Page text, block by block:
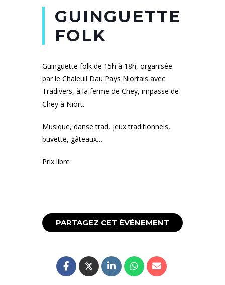
GUINGUETTE
FOLK
Guinguette folk de 15h à 18h, organisée
par le Chaleuil Dau Pays Niortais avec
Tradivers, à la ferme de Chey, impasse de
Chey à Niort.
Musique, danse trad, jeux traditionnels,
buvette, gâteaux…
Prix libre
PARTAGEZ CET ÉVÉNEMENT